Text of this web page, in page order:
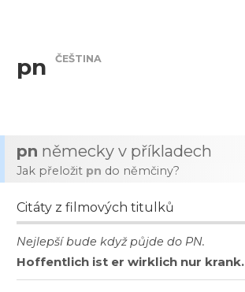
pn ČEŠTINA
pn německy v příkladech
Jak přeložit pn do němčiny?
Citáty z filmových titulků
Nejlepší bude když půjde do PN.
Hoffentlich ist er wirklich nur krank.